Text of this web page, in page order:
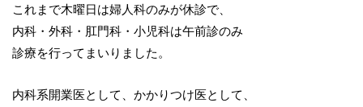
これまで木曜日は婦人科のみが休診で、
内科・外科・肛門科・小児科は午前診のみ
診療を行ってまいりました。
内科系開業医として、かかりつけ医として、